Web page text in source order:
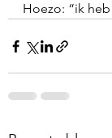
Hoezo: “ik